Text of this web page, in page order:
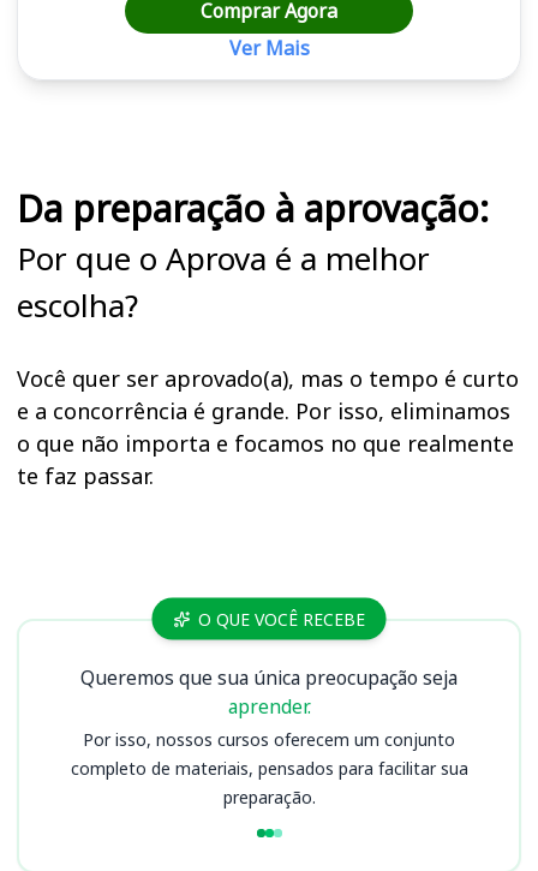
Comprar Agora
Ver Mais
Da preparação à aprovação:
Por que o Aprova é a melhor
escolha?
Você quer ser aprovado(a), mas o tempo é curto
e a concorrência é grande. Por isso, eliminamos
o que não importa e focamos no que realmente
te faz passar.
Cursos TRT 10 (DF, TO)
O QUE VOCÊ RECEBE
Queremos que sua única preocupação seja
aprender.
Por isso, nossos cursos oferecem um conjunto
completo de materiais, pensados para facilitar sua
preparação.